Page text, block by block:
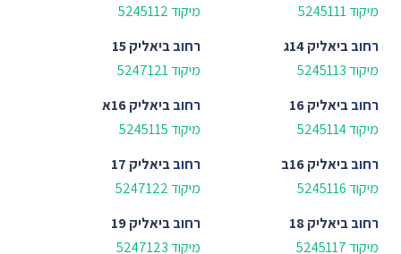
מיקוד 5245111
מיקוד 5245112
רחובביאליק 14ג
מיקוד 5245113
רחובביאליק 15
מיקוד 5247121
רחובביאליק 16
מיקוד 5245114
רחובביאליק 16א
מיקוד 5245115
רחובביאליק 16ב
מיקוד 5245116
רחובביאליק 17
מיקוד 5247122
רחובביאליק 18
מיקוד 5245117
רחובביאליק 19
מיקוד 5247123